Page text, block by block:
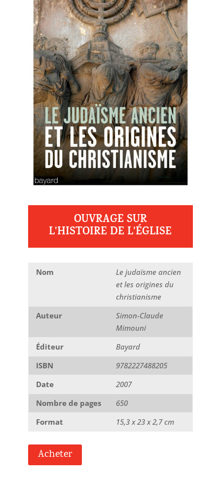
OUVRAGE SUR
L'HISTOIRE DE L'ÉGLISE
Nom
Le judaïsme ancien
et les origines du
christianisme
Auteur
Simon-Claude
Mimouni
Éditeur
Bayard
ISBN
9782227488205
Date
2007
Nombre de pages
650
Format
15,3 x 23 x 2,7 cm
Acheter